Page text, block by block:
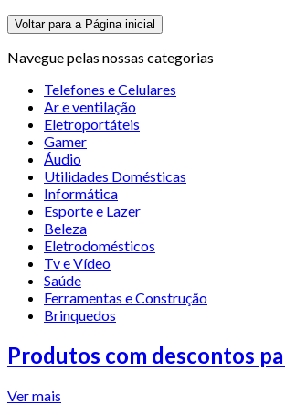
Voltar para a Página inicial
Navegue pelas nossas categorias
Telefones e Celulares
Ar e ventilação
Eletroportáteis
Gamer
Áudio
Utilidades Domésticas
Informática
Esporte e Lazer
Beleza
Eletrodomésticos
Tv e Vídeo
Saúde
Ferramentas e Construção
Brinquedos
Produtos com descontos
Ver mais